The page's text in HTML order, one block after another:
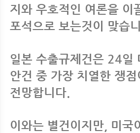
지와 우호적인 여론을 이
포석으로 보는것이 맞습
일본 수출규제건은 24일
안건 중 가장 치열한 쟁
전망합니다.
이와는 별건이지만, 미국